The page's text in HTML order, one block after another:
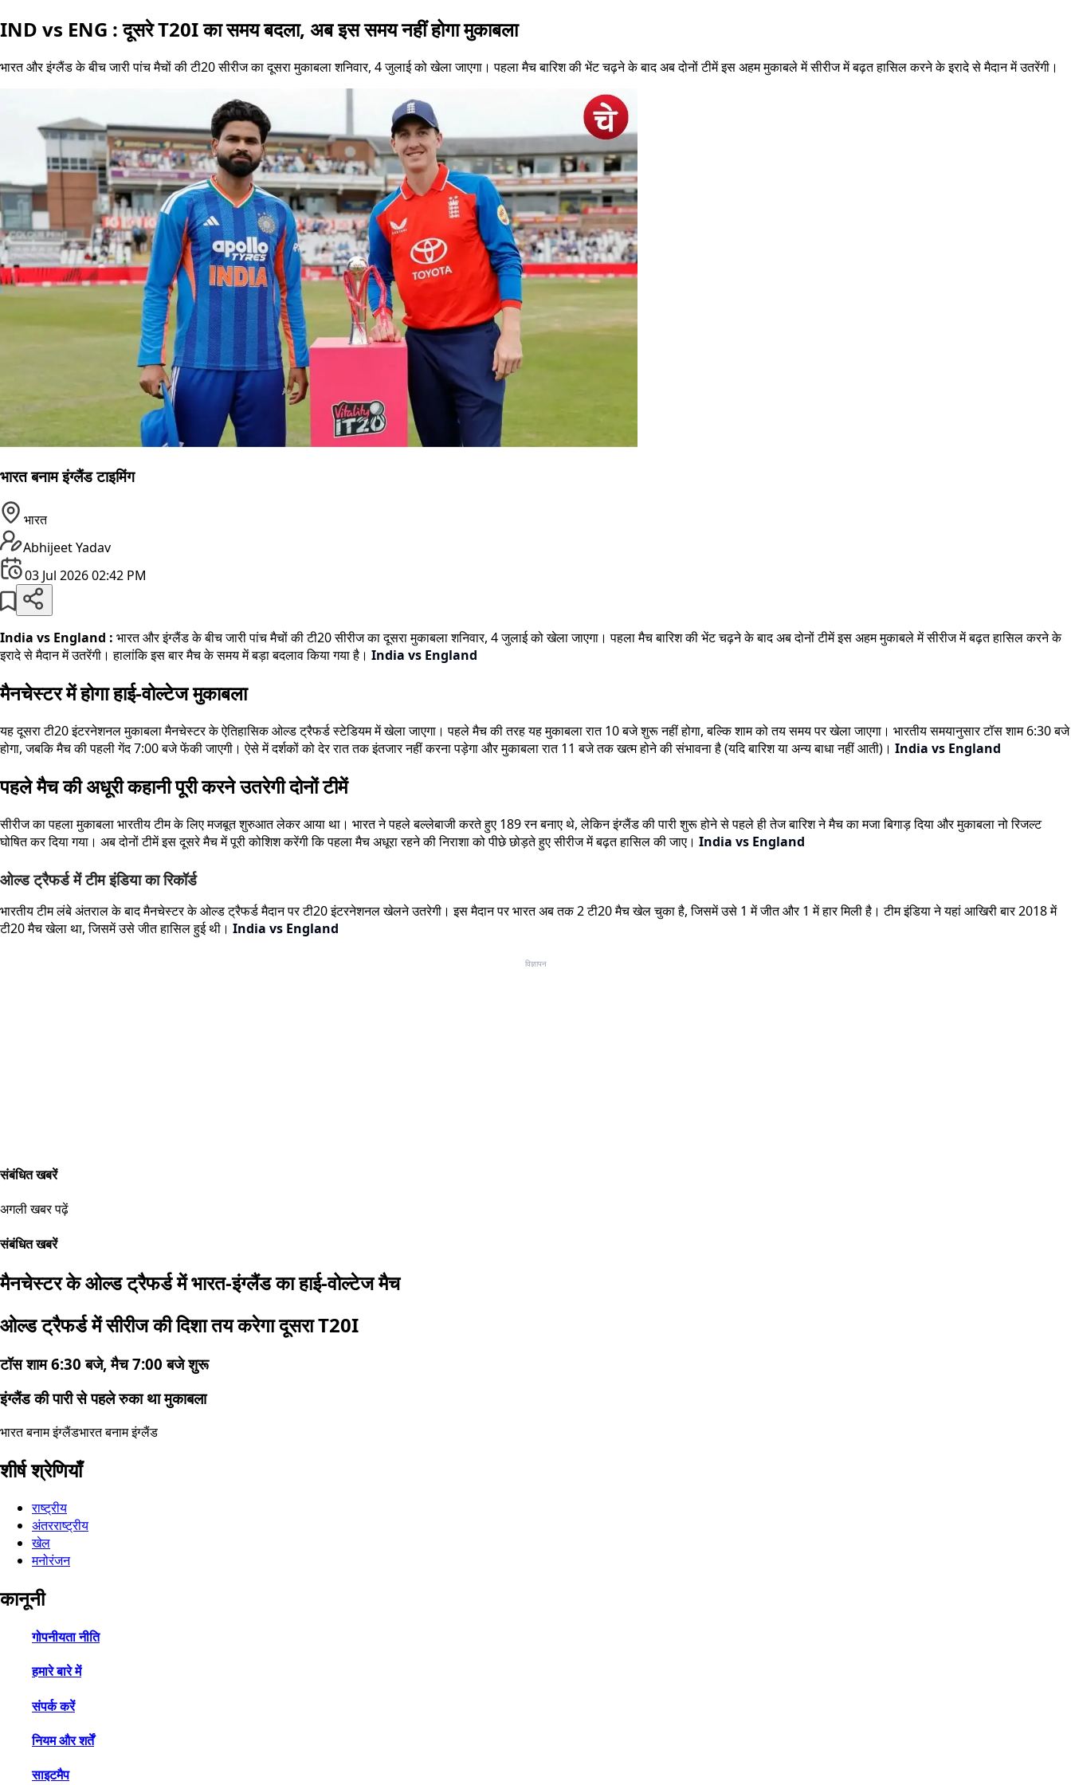
IND vs ENG : दूसरे T20I का समय बदला, अब इस समय नहीं होगा मुकाबला
भारत और इंग्लैंड के बीच जारी पांच मैचों की टी20 सीरीज का दूसरा मुकाबला शनिवार, 4 जुलाई को खेला जाएगा। पहला मैच बारिश की भेंट चढ़ने के बाद अब दोनों टीमें इस अहम मुकाबले में सीरीज में बढ़त हासिल करने के इरादे से मैदान में उतरेंगी।
भारत बनाम इंग्लैंड टाइमिंग
भारत
Abhijeet Yadav
03 Jul 2026 02:42 PM
India vs England : भारत और इंग्लैंड के बीच जारी पांच मैचों की टी20 सीरीज का दूसरा मुकाबला शनिवार, 4 जुलाई को खेला जाएगा। पहला मैच बारिश की भेंट चढ़ने के बाद अब दोनों टीमें इस अहम मुकाबले में सीरीज में बढ़त हासिल करने के
इरादे से मैदान में उतरेंगी। हालांकि इस बार मैच के समय में बड़ा बदलाव किया गया है। India vs England
मैनचेस्टर में होगा हाई-वोल्टेज मुकाबला
यह दूसरा टी20 इंटरनेशनल मुकाबला मैनचेस्टर के ऐतिहासिक ओल्ड ट्रैफर्ड स्टेडियम में खेला जाएगा। पहले मैच की तरह यह मुकाबला रात 10 बजे शुरू नहीं होगा, बल्कि शाम को तय समय पर खेला जाएगा। भारतीय समयानुसार टॉस शाम 6:30 बजे
होगा, जबकि मैच की पहली गेंद 7:00 बजे फेंकी जाएगी। ऐसे में दर्शकों को देर रात तक इंतजार नहीं करना पड़ेगा और मुकाबला रात 11 बजे तक खत्म होने की संभावना है (यदि बारिश या अन्य बाधा नहीं आती)। India vs England
पहले मैच की अधूरी कहानी पूरी करने उतरेगी दोनों टीमें
सीरीज का पहला मुकाबला भारतीय टीम के लिए मजबूत शुरुआत लेकर आया था। भारत ने पहले बल्लेबाजी करते हुए 189 रन बनाए थे, लेकिन इंग्लैंड की पारी शुरू होने से पहले ही तेज बारिश ने मैच का मजा बिगाड़ दिया और मुकाबला नो रिजल्ट
घोषित कर दिया गया। अब दोनों टीमें इस दूसरे मैच में पूरी कोशिश करेंगी कि पहला मैच अधूरा रहने की निराशा को पीछे छोड़ते हुए सीरीज में बढ़त हासिल की जाए। India vs England
ओल्ड ट्रैफर्ड में टीम इंडिया का रिकॉर्ड
भारतीय टीम लंबे अंतराल के बाद मैनचेस्टर के ओल्ड ट्रैफर्ड मैदान पर टी20 इंटरनेशनल खेलने उतरेगी। इस मैदान पर भारत अब तक 2 टी20 मैच खेल चुका है, जिसमें उसे 1 में जीत और 1 में हार मिली है। टीम इंडिया ने यहां आखिरी बार 2018 में
टी20 मैच खेला था, जिसमें उसे जीत हासिल हुई थी। India vs England
विज्ञापन
संबंधित खबरें
अगली खबर पढ़ें
संबंधित खबरें
मैनचेस्टर के ओल्ड ट्रैफर्ड में भारत-इंग्लैंड का हाई-वोल्टेज मैच
ओल्ड ट्रैफर्ड में सीरीज की दिशा तय करेगा दूसरा T20I
टॉस शाम 6:30 बजे, मैच 7:00 बजे शुरू
इंग्लैंड की पारी से पहले रुका था मुकाबला
भारत बनाम इंग्लैंडभारत बनाम इंग्लैंड
शीर्ष श्रेणियाँ
राष्ट्रीय
अंतरराष्ट्रीय
खेल
मनोरंजन
कानूनी
गोपनीयता नीति
हमारे बारे में
संपर्क करें
नियम और शर्तें
साइटमैप